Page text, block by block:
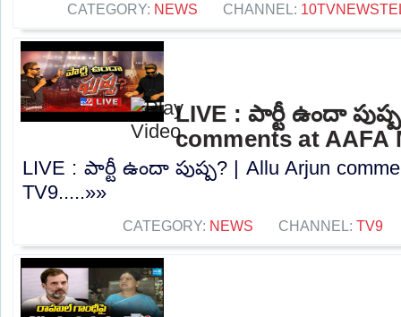
CATEGORY: NEWS CHANNEL:
LIVE : పార్టీ ఉందా
comments at AAFA
LIVE : పార్టీ ఉందా పుష్ప? | Allu Arjun
TV9.....»»
CATEGORY: NEWS CHANNEL: TV9